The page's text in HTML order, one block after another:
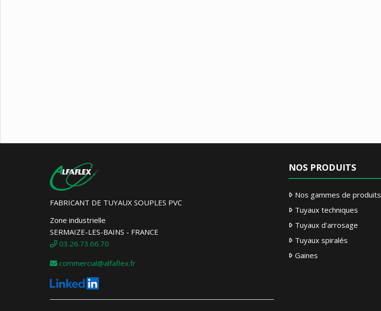
FABRICANT DE TUYAUX SOUPLES PVC
Zone industrielle
SERMAIZE-LES-BAINS - FRANCE
03.26.73.66.70
commercial@alfaflex.fr
NOS PRODUITS
Nos gammes de produits
Tuyaux techniques
Tuyaux d'arrosage
Tuyaux spiralés
Gaines